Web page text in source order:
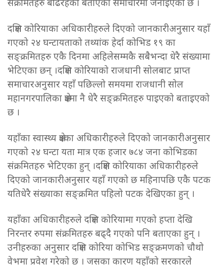
संक्रमितहरु बढिरहेको बताएका समाचारमा जनाइएको छ ।
दक्षिण कोरियाका अधिकारीहरुले दिएको जानकारीअनुसार यहाँ
गएको २४ घन्टायताको तथ्यांक हेर्दा कोभिड १९ का
सङ्क्रमितहरु एकै दिनमा अहिलेसम्मकै सबैभन्दा धेरै संख्यामा
भेटिएका छन् ।दक्षिण कोरियाको राजधानी सोलबाट प्राप्त
समाचारअनुसार यहाँ पछिल्लो समयमा राजधानी सोल
महानगरपालिका क्षेत्रमा नै धेरै सङ्क्रमितहरु पाइएको बताइएको
छ ।
यहाँका स्वास्थ्य क्षेत्रका अधिकारीहरुले दिएको जानकारीअनुसार
गएको २४ घन्टा यता मात्र एक हजार ७८४ जना कोभिडका
संक्रमितहरु भेटिएका हुन् ।दक्षिण कोरियाका अधिकारीहरुले
दिएको जानकारीअनुसार यहाँ गएको छ महिनापछि एकै पटक
यतिधेरै संख्याका सङ्क्रमित पहिलो पटक देखिएका हुन् ।
यहाँका अधिकारीहरुले दक्षिण कोरियामा गएको हप्ता देखि
निरन्तर रुपमा संक्रमितहरु बढ्दै गएको पनि बताएका हुन् ।
उनीहरुका अनुसार दक्षिण कोरिया कोभिड सङ्क्रमणको चौथो
वेभमा प्रवेश गरेको छ । जसका कारण यहाँको सरकारले